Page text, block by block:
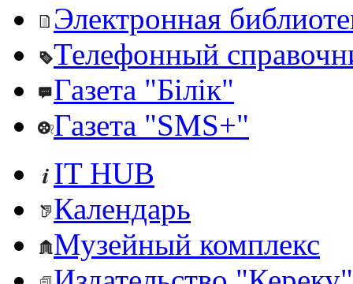
Электронная
Телефонный
Газета "Білік"
Газета "SMS+"
IT HUB
Календарь
Музейный комплекс